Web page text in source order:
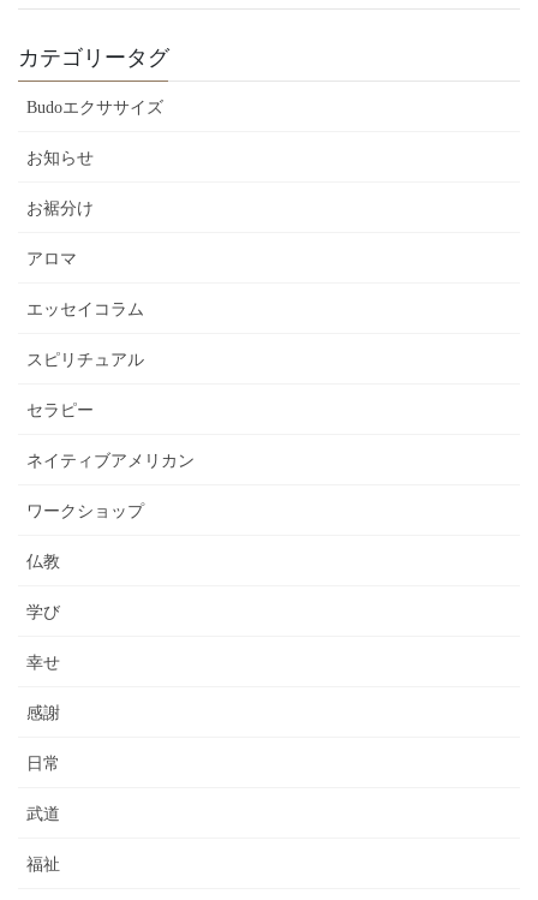
カテゴリータグ
Budoエクササイズ
お知らせ
お裾分け
アロマ
エッセイコラム
スピリチュアル
セラピー
ネイティブアメリカン
ワークショップ
仏教
学び
幸せ
感謝
日常
武道
福祉